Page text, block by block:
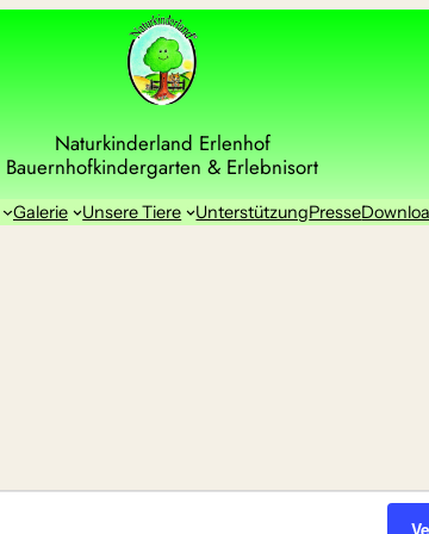
Naturkinderland Erlenhof
Bauernhofkindergarten & Erlebnisort
Galerie Unsere Tiere UnterstützungPresse